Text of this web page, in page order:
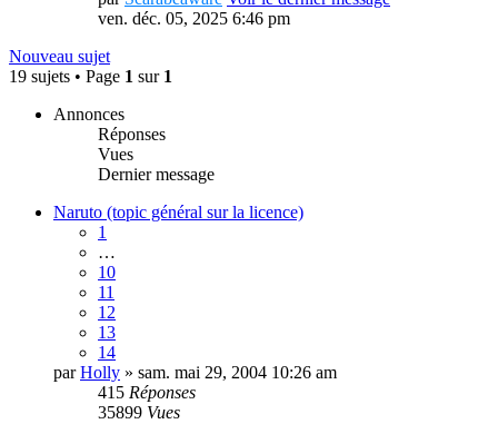
ven. déc. 05, 2025 6:46 pm
Nouveau sujet
19 sujets • Page 1 sur 1
Annonces
Réponses
Vues
Dernier message
Naruto (topic général sur la licence)
1
…
10
11
12
13
14
parHolly » sam. mai 29, 2004 10:26 am
415 Réponses
35899 Vues